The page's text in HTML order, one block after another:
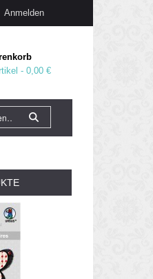
Anmelden
-0,00 €